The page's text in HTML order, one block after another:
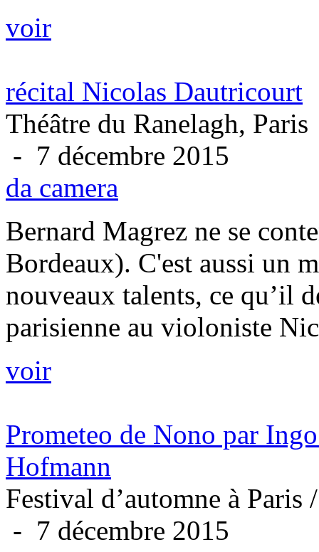
voir
récital Nicolas Dautricourt
Théâtre du Ranelagh, Paris
- 7 décembre 2015
da camera
Bernard Magrez ne se
Bordeaux). C'est aussi un
nouveaux talents, ce qu’il
parisienne au violoniste
voir
Prometeo de Nono par
Hofmann
Festival d’automne à Paris
- 7 décembre 2015